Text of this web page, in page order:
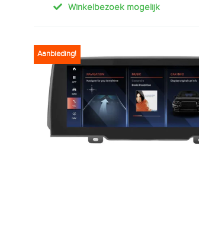
Winkelbezoek mogelijk
Aanbieding!